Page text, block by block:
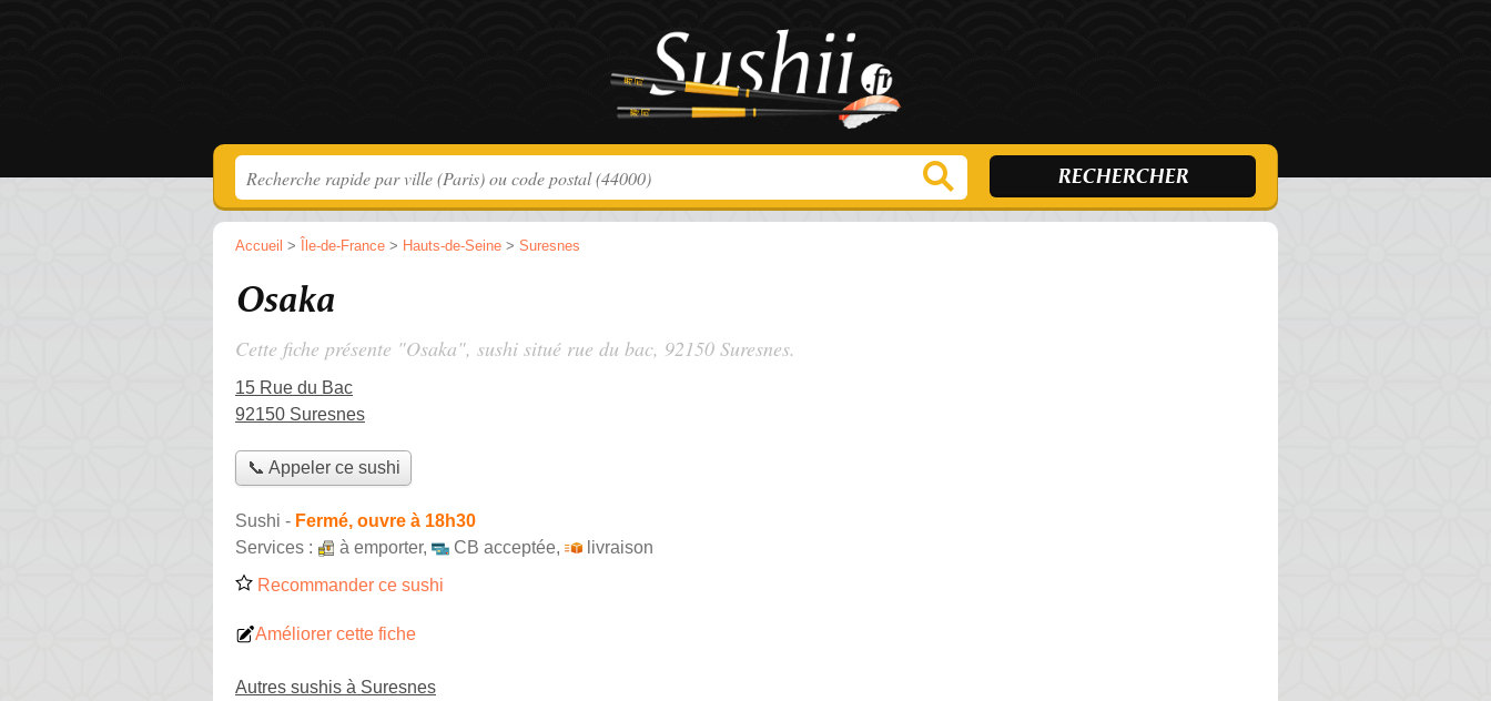
Accueil > Île-de-France > Hauts-de-Seine > Suresnes
Osaka
Cette fiche présente "Osaka", sushi situé rue du bac, 92150 Suresnes.
15 Rue du Bac
92150 Suresnes
📞 Appeler ce sushi
Sushi - Fermé, ouvre à 18h30
Services :
à emporter, CB acceptée,
livraison
Recommander ce sushi
Améliorer cette fiche
Autres sushis à Suresnes